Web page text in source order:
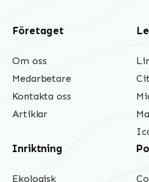
Företaget
Om oss
Medarbetare
Kontakta oss
Artiklar
Inriktning
Ekologisk